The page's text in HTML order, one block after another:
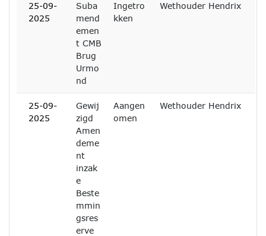
25-09-
2025
Suba
mend
emen
t CMB
Brug
Urmo
nd
Ingetro
kken
Wethouder Hendrix
25-09-
2025
Gewij
zigd
Amen
deme
nt
inzak
e
Beste
mmin
gsres
erve
Aangen
omen
Wethouder Hendrix